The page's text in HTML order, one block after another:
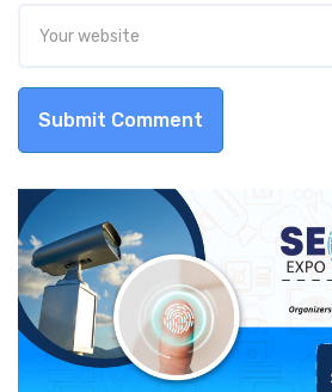
Submit Comment